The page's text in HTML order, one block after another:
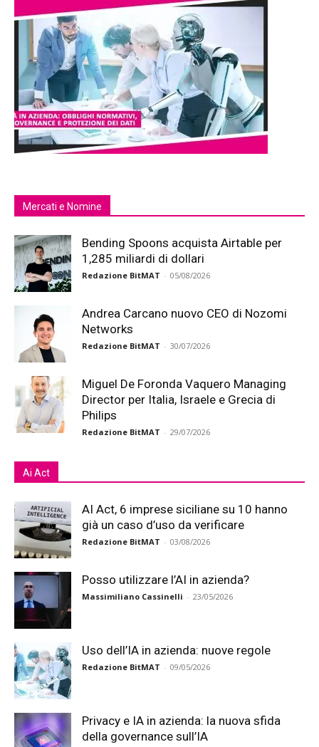
Mercati e Nomine
Bending Spoons acquista Airtable per
1,285 miliardi di dollari
Redazione BitMAT - 05/08/2026
Andrea Carcano nuovo CEO di Nozomi
Networks
Redazione BitMAT - 30/07/2026
Miguel De Foronda Vaquero Managing
Director per Italia, Israele e Grecia di
Philips
Redazione BitMAT - 29/07/2026
Ai Act
AI Act, 6 imprese siciliane su 10 hanno
già un caso d’uso da verificare
Redazione BitMAT - 03/08/2026
Posso utilizzare l’AI in azienda?
Massimiliano Cassinelli - 23/05/2026
Uso dell’IA in azienda: nuove regole
Redazione BitMAT - 09/05/2026
Privacy e IA in azienda: la nuova sfida
della governance sull’IA